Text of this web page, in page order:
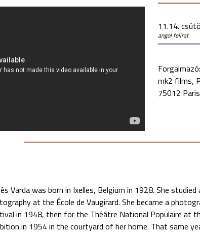
11.14.
angol felirat
Forgalmazó:
mk2 films,
75012
Varda was born in Ixelles, Belgium in 1928. She
at the École de Vaugirard. She became a
in 1948, then for the Théâtre National Populaire at
in 1954 in the courtyard of her home. That same